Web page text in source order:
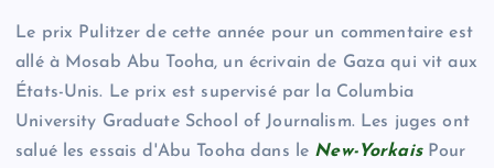
Le prix Pulitzer de cette année pour un commentaire est
allé à Mosab Abu Tooha, un écrivain de Gaza qui vit aux
États-Unis. Le prix est supervisé par la Columbia
University Graduate School of Journalism. Les juges ont
salué les essais d'Abu Tooha dans le New-YorkaisPour